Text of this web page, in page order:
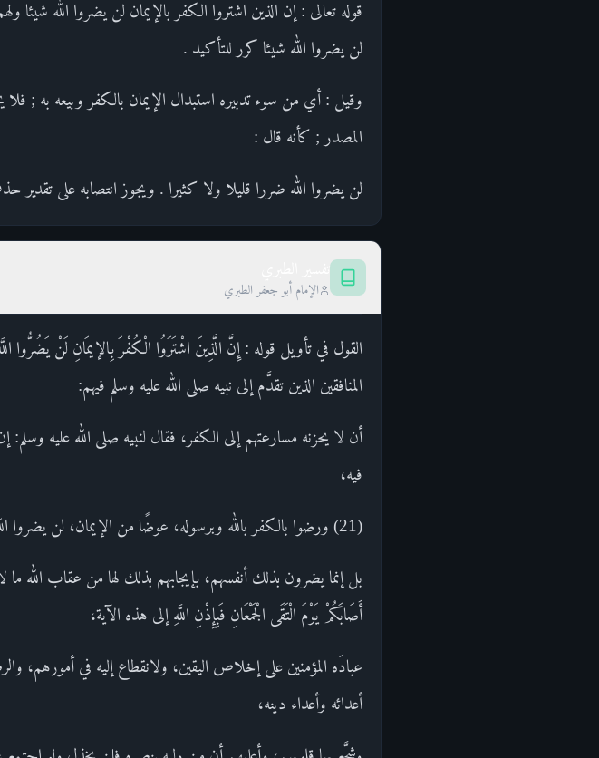
قوله تعالى : إن الذين اشتروا الكفر بالإيمان لن يضروا الله شيئا
لن يضروا الله شيئا كرر للتأكيد .
وقيل : أي من سوء تدبيره استبدال الإيمان بالكفر وبيعه به ;
المصدر ; كأنه قال :
لن يضروا الله ضررا قليلا ولا كثيرا . ويجوز انتصابه على تقدير
الإمام أبو جعفر الطبري
المنافقين الذين تقدَّم إلى نبيه صلى الله عليه وسلم فيهم:
أن لا يحزنه مسارعتهم إلى الكفر، فقال لنبيه صلى الله عليه وسلم:
فيه،
(21) ورضوا بالكفر بالله وبرسوله، عوضًا من الإيمان، لن يضروا الله بكفرهم وارتدادهم عن إيمانهم شيئًا،
بل إنما يضرون بذلك أنفسهم، بإيجابهم بذلك لها من عقاب الله
أَصَابَكُمْ يَوْمَ الْتَقَى الْجَمْعَانِ فَبِإِذْنِ اللَّهِ إلى هذه الآية،
عبادَه المؤمنين على إخلاص اليقين، ولانقطاع إليه في
أعدائه وأعداء دينه،